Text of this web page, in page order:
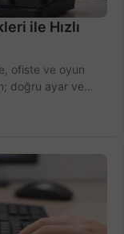
ile Hızlı
ofiste ve oyun
doğru ayar ve